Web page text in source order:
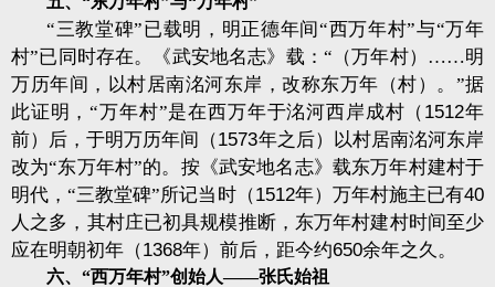
“三教堂碑”已载明，明正德年间“西万年村”与“万年
村”已同时存在。《武安地名志》载：“（万年村）……明
万历年间，以村居南洺河东岸，改称东万年（村）。”据
此证明，“万年村”是在西万年于洺河西岸成村（ 1512年
前）后，于明万历年间（1573年之后）以村居南洺河东岸
改为“东万年村”的。按《武安地名志》载东万年村建村于
明代，“三教堂碑”所记当时（1512年）万年村施主已有40
人之多，其村庄已初具规模推断， 东万年村建村时间至少
应在明朝初年（1368年）前后，距今约650余年之久。
六、“西万年村”创始人——张氏始祖